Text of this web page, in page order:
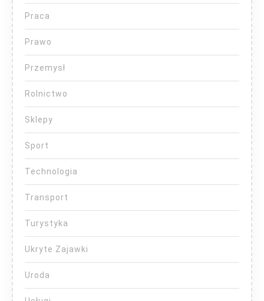
Praca
Prawo
Przemysł
Rolnictwo
Sklepy
Sport
Technologia
Transport
Turystyka
Ukryte Zajawki
Uroda